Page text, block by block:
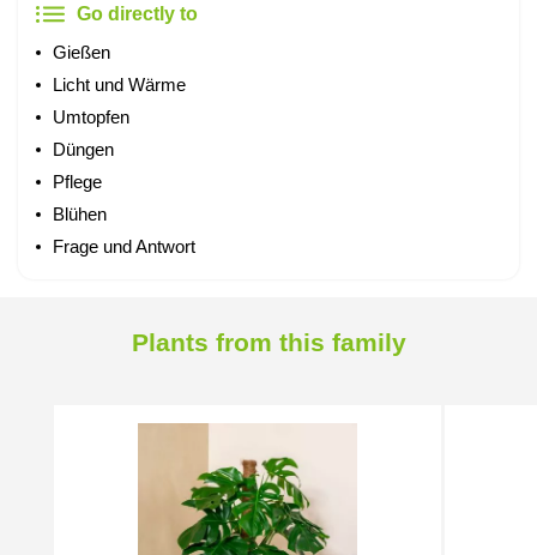
Plants from this family
Go directly to
Gießen
Licht und Wärme
Umtopfen
Düngen
Pflege
Blühen
Frage und Antwort